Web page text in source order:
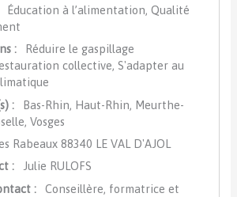
Éducation à l’alimentation, Qualité
:
Réduire le gaspillage
collective, S'adapter au
:
Bas-Rhin, Haut-Rhin, Meurthe-
Vosges
Rabeaux 88340 LE VAL D'AJOL
:
Julie RULOFS
:
Conseillère, formatrice et